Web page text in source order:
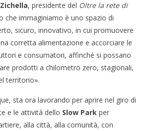
, presidente del Oltre la rete di
che immaginiamo è uno spazio di
sicuro, innovativo, in cui promuovere
corretta alimentazione e accorciare le
e consumatori, affinché si possano
prodotti a chilometro zero, stagionali,
territorio».
sta ora lavorando per aprire nel giro di
e le attività dello Slow Parkper
alla città, alla comunità, con